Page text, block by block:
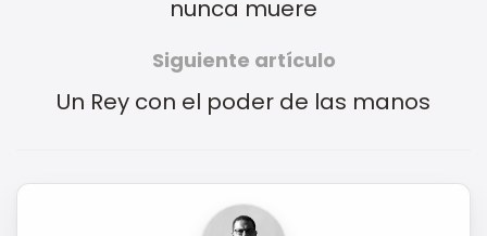
nunca muere
Siguiente artículo
Un Rey con el poder de las manos